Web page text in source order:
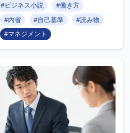
#ビジネス小説
#働き方
#内省 #自己基準
#読み物
#マネジメント